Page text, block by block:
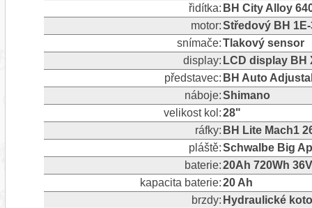
řidítka: BH City Alloy
motor:Středový BH 1E-
snímače:Tlakový sensor
display: LCD display BH
představec: BH Auto
náboje:Shimano
velikost kol:28"
ráfky: BH Lite Mach1
pláště:Schwalbe Big
baterie:20Ah 720Wh
kapacita baterie:20 Ah
brzdy: Hydraulické